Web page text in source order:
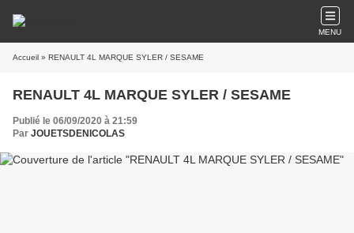
MENU
Accueil » RENAULT 4L MARQUE SYLER / SESAME
RENAULT 4L MARQUE SYLER / SESAME
Publié le 06/09/2020 à 21:59
Par JOUETSDENICOLAS